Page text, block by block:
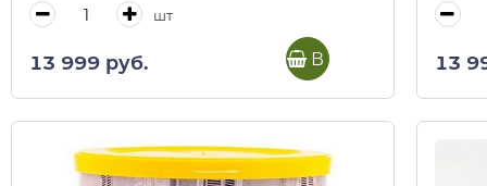
шт
13 999 руб. В корзину 13